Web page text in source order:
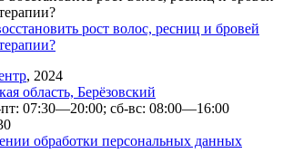
рост волос, ресниц и бровей
, 2024
область, Берёзовский
07:30—20:00; сб-вс: 08:00—16:00
обработки персональных данных